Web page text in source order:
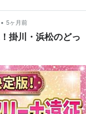
• 5ヶ月前
掛川・浜松のどっ